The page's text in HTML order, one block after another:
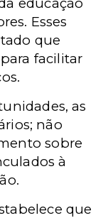
Esses
que
facilitar
as
não
sobre
à
que